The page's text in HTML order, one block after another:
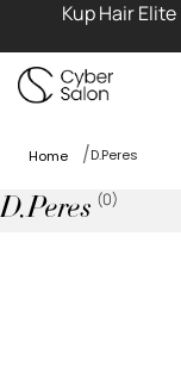
Kup Hair
Home D.Peres
D.Peres (0)